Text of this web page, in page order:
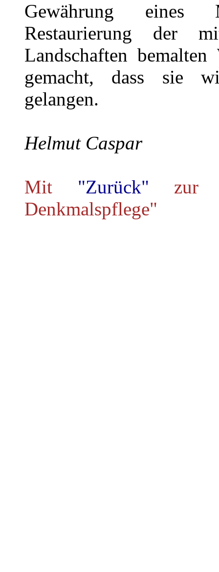
Gewährung eines
Restaurierung der
Landschaften
gemacht, dass sie
gelangen.
Helmut Caspar
Mit "Zurück" zur
Denkmalspflege"